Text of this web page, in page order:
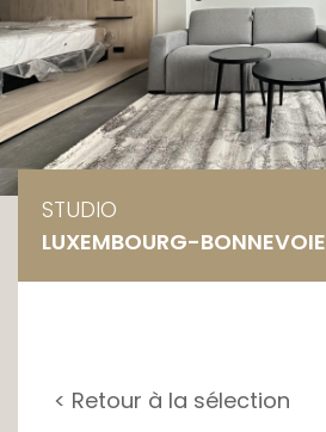
STUDIO
LUXEMBOURG-BONNEVOIE
< Retour à la sélection